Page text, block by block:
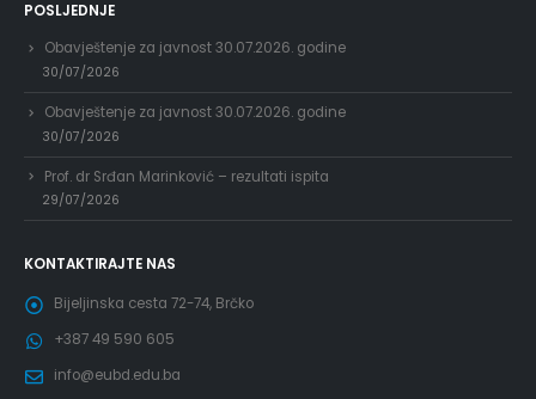
POSLJEDNJE
Obavještenje za javnost 30.07.2026. godine
30/07/2026
Obavještenje za javnost 30.07.2026. godine
30/07/2026
Prof. dr Srđan Marinković – rezultati ispita
29/07/2026
KONTAKTIRAJTE NAS
Bijeljinska cesta 72-74, Brčko
+387 49 590 605
info@eubd.edu.ba